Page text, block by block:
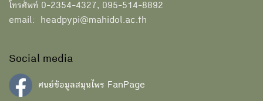
โทรศัพท์ 0-2354-4327, 095-514-8892
email: headpypi@mahidol.ac.th
Social media
ศนย์ข้อมูลสมุนไพร FanPage